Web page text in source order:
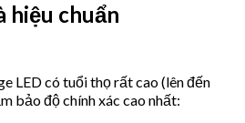
hiệu chuẩn
LED có tuổi thọ rất cao (lên đến
bảo độ chính xác cao nhất: